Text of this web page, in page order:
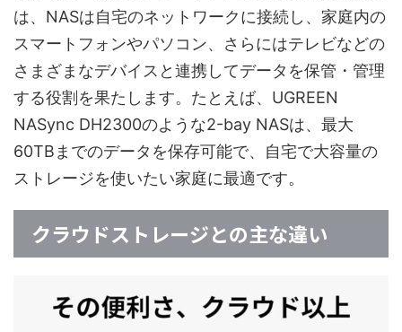
は、NASは自宅のネットワークに接続し、家庭内の
スマートフォンやパソコン、さらにはテレビなどの
さまざまなデバイスと連携してデータを保管・管理
する役割を果たします。たとえば、UGREEN
NASync DH2300のような2-bay NASは、最大
60TBまでのデータを保存可能で、自宅で大容量の
ストレージを使いたい家庭に最適です。
クラウドストレージとの主な違い